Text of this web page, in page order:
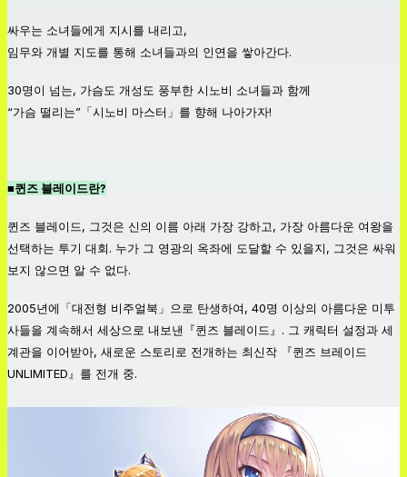
싸우는 소녀들에게 지시를 내리고,
임무와 개별 지도를 통해 소녀들과의 인연을 쌓아간다.
30명이 넘는, 가슴도 개성도 풍부한 시노비 소녀들과 함께
“가슴 떨리는”「시노비 마스터」를 향해 나아가자!
■퀸즈 블레이드란?
퀸즈 블레이드, 그것은 신의 이름 아래 가장 강하고, 가장 아름다운 여왕을
선택하는 투기 대회. 누가 그 영광의 옥좌에 도달할 수 있을지, 그것은 싸워
보지 않으면 알 수 없다.
2005년에「대전형 비주얼북」으로 탄생하여, 40명 이상의 아름다운 미투
사들을 계속해서 세상으로 내보낸『퀸즈 블레이드』. 그 캐릭터 설정과 세
계관을 이어받아, 새로운 스토리로 전개하는 최신작 『퀸즈 브레이드
UNLIMITED』를 전개 중.